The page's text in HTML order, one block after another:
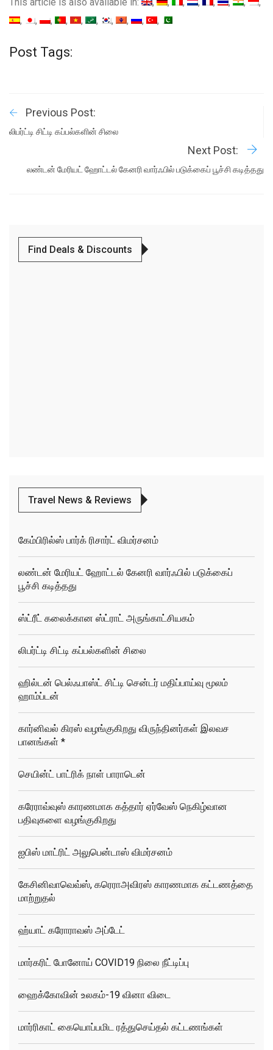
Post Tags:
Previous Post:
லிபர்ட்டி சிட்டி கப்பல்களின் சிலை
Next Post:
லண்டன் மேரியட் ஹோட்டல் கேனரி வார்ஃபில் படுக்கைப் பூச்சி கடித்தது
Find Deals & Discounts
Travel News & Reviews
கேம்பிரில்ஸ் பார்க் ரிசார்ட் விமர்சனம்
லண்டன் மேரியட் ஹோட்டல் கேனரி வார்ஃபில் படுக்கைப்
பூச்சி கடித்தது
ஸ்ட்ரீட் கலைக்கான ஸ்ட்ராட் அருங்காட்சியகம்
லிபர்ட்டி சிட்டி கப்பல்களின் சிலை
ஹில்டன் பெல்ஃபாஸ்ட் சிட்டி சென்டர் மதிப்பாய்வு மூலம்
ஹாம்ப்டன்
கார்னிவல் கிரஸ் வழங்குகிறது விருந்தினர்கள் இலவச
பானங்கள் *
செயின்ட் பாட்ரிக் நாள் பாராடென்
கரேராவ்வுஸ் காரணமாக கத்தார் ஏர்வேஸ் நெகிழ்வான
பதிவுகளை வழங்குகிறது
ஐபிஸ் மாட்ரிட் அலுபென்டாஸ் விமர்சனம்
கேசினிவாவெவ்ஸ், கரெராஅவிரஸ் காரணமாக கட்டணத்தை
மாற்றுதல்
ஹ்யாட் கரோராவஸ் அப்டேட்
மார்கரிட் போனோய் COVID19 நிலை நீட்டிப்பு
ஹைக்கோவின் உலகம்-19 வினா விடை
மார்ரிகாட் கையொப்பமிட ரத்துசெய்தல் கட்டணங்கள்